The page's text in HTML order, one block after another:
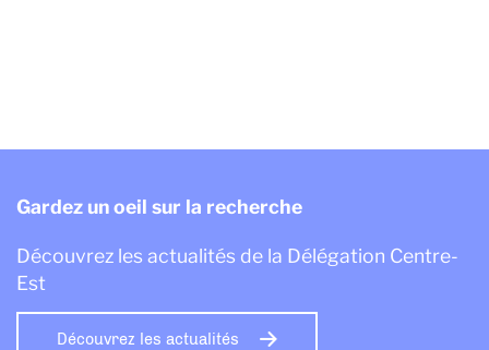
Gardez un oeil sur la recherche
Découvrez les actualités de la Délégation Centre-
Est
Découvrez les actualités